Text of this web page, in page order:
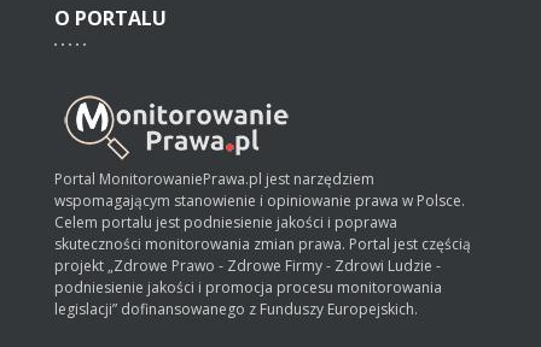
O PORTALU
Portal MonitorowaniePrawa.pl jest narzędziem
wspomagającym stanowienie i opiniowanie prawa w Polsce.
Celem portalu jest podniesienie jakości i poprawa
skuteczności monitorowania zmian prawa. Portal jest częścią
projekt „Zdrowe Prawo - Zdrowe Firmy - Zdrowi Ludzie -
podniesienie jakości i promocja procesu monitorowania
legislacji” dofinansowanego z Funduszy Europejskich.